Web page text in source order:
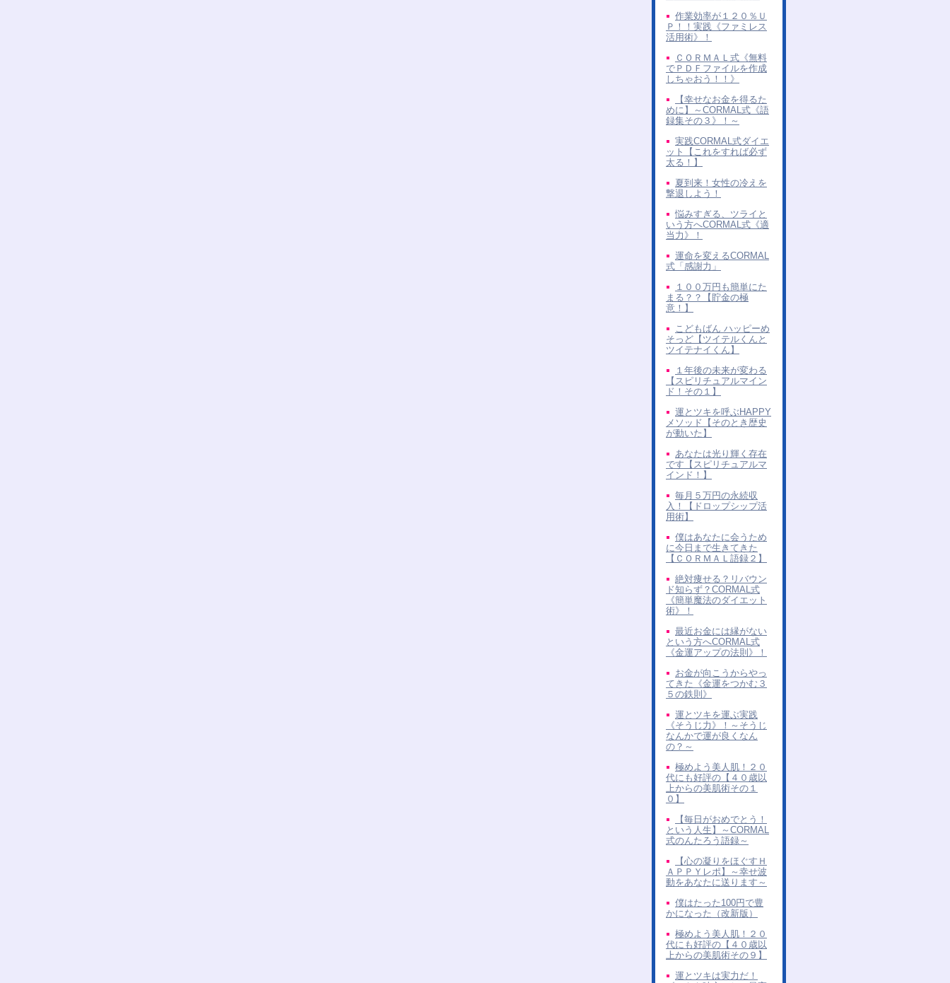
作業効率が１２０％Ｕ
Ｐ！！実践《ファミレス
活用術》！
ＣＯＲＭＡＬ式《無料
でＰＤＦファイルを作成
しちゃおう！！》
【幸せなお金を得るた
めに】～CORMAL式《語
録集その３》！～
実践CORMAL式ダイエ
ット【これをすれば必ず
太る！】
夏到来！女性の冷えを
撃退しよう！
悩みすぎる、ツライと
いう方へCORMAL式《適
当力》！
運命を変えるCORMAL
式「感謝力」
１００万円も簡単にた
まる？？【貯金の極
意！】
こどもばん ハッピーめ
そっど【ツイテルくんと
ツイテナイくん】
１年後の未来が変わる
【スピリチュアルマイン
ド！その１】
運とツキを呼ぶHAPPY
メソッド【そのとき歴史
が動いた】
あなたは光り輝く存在
です【スピリチュアルマ
インド！】
毎月５万円の永続収
入！【ドロップシップ活
用術】
僕はあなたに会うため
に今日まで生きてきた
【ＣＯＲＭＡＬ語録２】
絶対痩せる？リバウン
ド知らず？CORMAL式
《簡単魔法のダイエット
術》！
最近お金には縁がない
という方へCORMAL式
《金運アップの法則》！
お金が向こうからやっ
てきた《金運をつかむ３
５の鉄則》
運とツキを運ぶ実践
《そうじ力》！～そうじ
なんかで運が良くなん
の？～
極めよう美人肌！２０
代にも好評の【４０歳以
上からの美肌術その１
０】
【毎日がおめでとう！
という人生】～CORMAL
式のんたろう語録～
【心の凝りをほぐすＨ
ＡＰＰＹレポ】～幸せ波
動をあなたに送ります～
僕はたった100円で豊
かになった（改新版）
極めよう美人肌！２０
代にも好評の【４０歳以
上からの美肌術その９】
運とツキは実力だ！